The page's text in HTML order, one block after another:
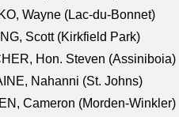
Wayne (Lac-du-Bonnet)
Scott (Kirkfield Park)
Hon. Steven (Assiniboia)
Nahanni (St. Johns)
Cameron (Morden-Winkler)